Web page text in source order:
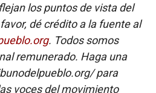
los puntos de vista del
dé crédito a la fuente al
. Todos somos
remunerado. Haga una
para
voces del movimiento